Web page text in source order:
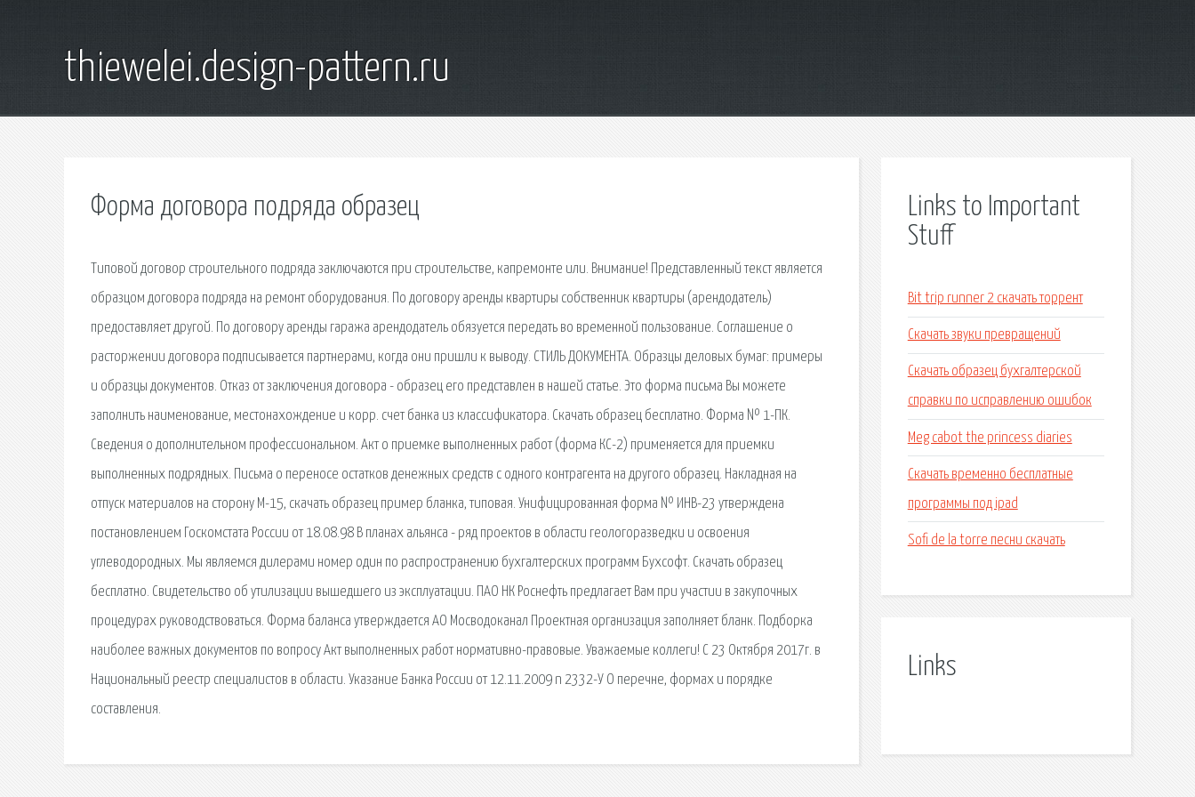
thiewelei.design-pattern.ru
Форма договора подряда образец
Типовой договор строительного подряда заключаются при строительстве, капремонте или. Внимание! Представленный текст является
образцом договора подряда на ремонт оборудования. По договору аренды квартиры собственник квартиры (арендодатель)
предоставляет другой. По договору аренды гаража арендодатель обязуется передать во временной пользование. Соглашение о
расторжении договора подписывается партнерами, когда они пришли к выводу. СТИЛЬ ДОКУМЕНТА. Образцы деловых бумаг: примеры
и образцы документов. Отказ от заключения договора - образец его представлен в нашей статье. Это форма письма Вы можете
заполнить наименование, местонахождение и корр. счет банка из классификатора. Скачать образец бесплатно. Форма № 1-ПК.
Сведения о дополнительном профессиональном. Акт о приемке выполненных работ (форма КС-2) применяется для приемки
выполненных подрядных. Письма о переносе остатков денежных средств с одного контрагента на другого образец. Накладная на
отпуск материалов на сторону М-15, скачать образец пример бланка, типовая. Унифицированная форма № ИНВ-23 утверждена
постановлением Госкомстата России от 18.08.98 В планах альянса - ряд проектов в области геологоразведки и освоения
углеводородных. Мы являемся дилерами номер один по распространению бухгалтерских программ Бухсофт. Скачать образец
бесплатно. Свидетельство об утилизации вышедшего из эксплуатации. ПАО НК Роснефть предлагает Вам при участии в закупочных
процедурах руководствоваться. Форма баланса утверждается АО Мосводоканал Проектная организация заполняет бланк. Подборка
наиболее важных документов по вопросу Акт выполненных работ нормативно-правовые. Уважаемые коллеги! С 23 Октября 2017г. в
Национальный реестр специалистов в области. Указание Банка России от 12.11.2009 n 2332-У О перечне, формах и порядке
составления.
Links to Important
Stuff
Bit trip runner 2 скачать торрент
Скачать звуки превращений
Скачать образец бухгалтерской
справки по исправлению ошибок
Meg cabot the princess diaries
Скачать временно бесплатные
программы под ipad
Sofi de la torre песни скачать
Links